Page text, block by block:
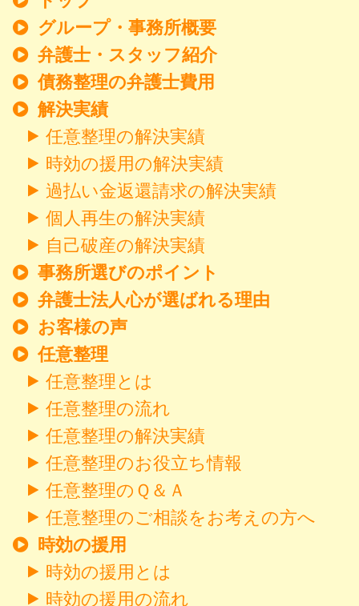
グループ・事務所概要
弁護士・スタッフ紹介
債務整理の弁護士費用
解決実績
任意整理の解決実績
時効の援用の解決実績
過払い金返還請求の解決実績
個人再生の解決実績
自己破産の解決実績
事務所選びのポイント
弁護士法人心が選ばれる理由
お客様の声
任意整理
任意整理とは
任意整理の流れ
任意整理の解決実績
任意整理のお役立ち情報
任意整理のＱ＆Ａ
任意整理のご相談をお考えの方へ
時効の援用
時効の援用とは
時効の援用の流れ